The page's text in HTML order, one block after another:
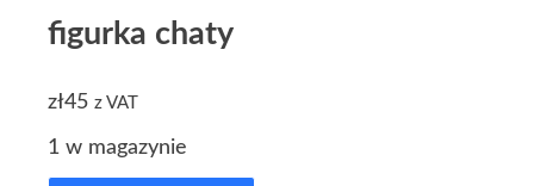
figurka chaty
zł45 z VAT
1 w magazynie